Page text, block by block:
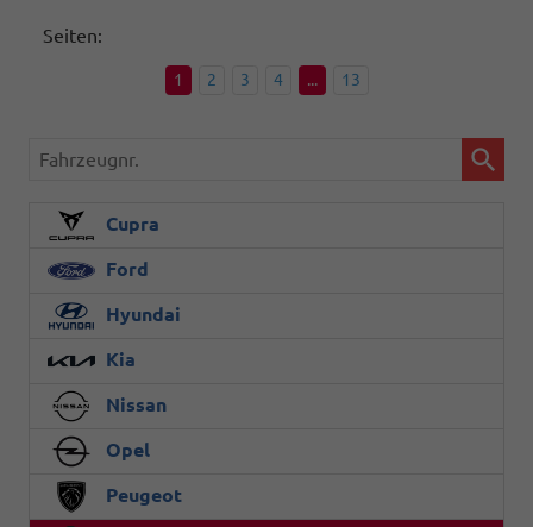
Seiten:
1 2 3 4 ... 13
Fahrzeugnr.
Cupra
Ford
Hyundai
Kia
Nissan
Opel
Peugeot